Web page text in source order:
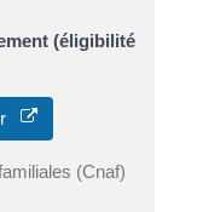
(éligibilité
(Cnaf)